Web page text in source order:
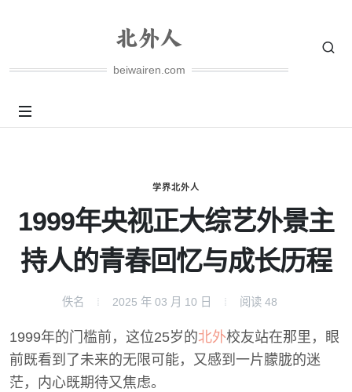
beiwairen.com
学界北外人
1999年央视正大综艺外景主
持人的青春回忆与成长历程
佚名 2025 年 03 月 10 日 阅读 48
1999年的门槛前，这位25岁的北外校友站在那里，眼
前既看到了未来的无限可能，又感到一片朦胧的迷
茫，内心既期待又焦虑。